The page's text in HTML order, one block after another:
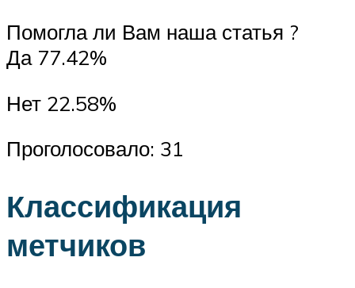
Помогла ли Вам наша статья ?
Да 77.42%
Нет 22.58%
Проголосовало: 31
Классификация
метчиков